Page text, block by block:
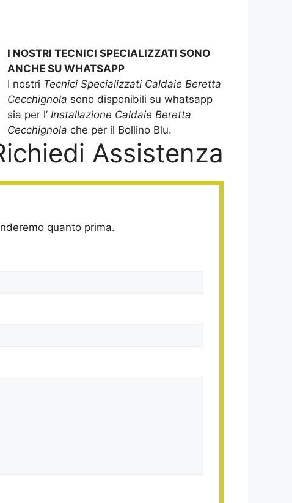
I NOSTRI TECNICI SPECIALIZZATI SONO
ANCHE SU WHATSAPP
I nostri Tecnici Specializzati Caldaie Beretta
Cecchignola sono disponibili su whatsapp
sia per l’ Installazione Caldaie Beretta
Cecchignola che per il Bollino Blu.
Assistenza
quanto prima.